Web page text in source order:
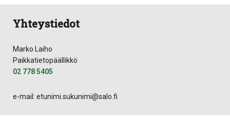
Yhteystiedot
Marko Laiho
Paikkatietopäällikkö
02 778 5405
e-mail: etunimi.sukunimi@salo.fi